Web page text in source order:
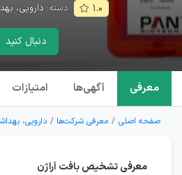
۱.۰ دسته:دارویی،
دنبال کنید
معرفی آگهی‌ها امتیازات
صفحه اصلی معرفی شرکت‌ها دارویی،
معرفی تشخیص بافت آراژن